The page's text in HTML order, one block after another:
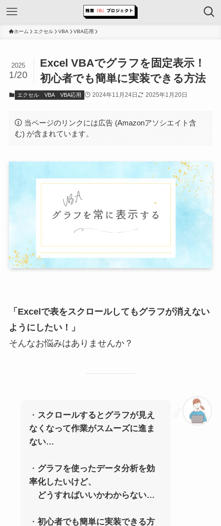
ホーム エクセル VBA VBA応用
Excel VBAでグラフを固定表示！
初心者でも簡単に実装できる方法
2025
1/20
エクセル VBA VBA応用 2024年11月24日 2025年1月20日
当ページのリンクには広告 (Amazonアソシエイト含
む) が含まれています。
「Excelで表をスクロールしてもグラフが消えない
ようにしたい！」
そんなお悩みはありませんか？
・ スクロールするとグラフが見え
なくなって作業がスムーズに進ま
ない…
・ グラフを使ったデータ分析を効
率化したいけど、
どうすればいいかわからない…
・ 初心者でも簡単に実装できる方